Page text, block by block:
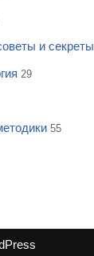
и секреты
29
55